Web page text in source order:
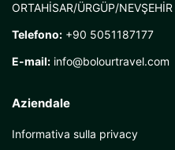
ORTAHİSAR/ÜRGÜP/NEVŞEHİR
Telefono: +90 5051187177
E-mail: info@bolourtravel.com
Aziendale
Informativa sulla privacy